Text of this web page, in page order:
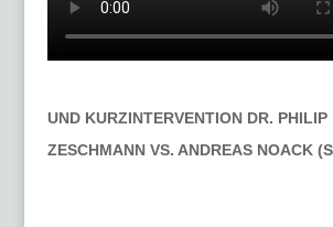
UND KURZINTERVENTION DR. PHILIP
ZESCHMANN VS. ANDREAS NOACK